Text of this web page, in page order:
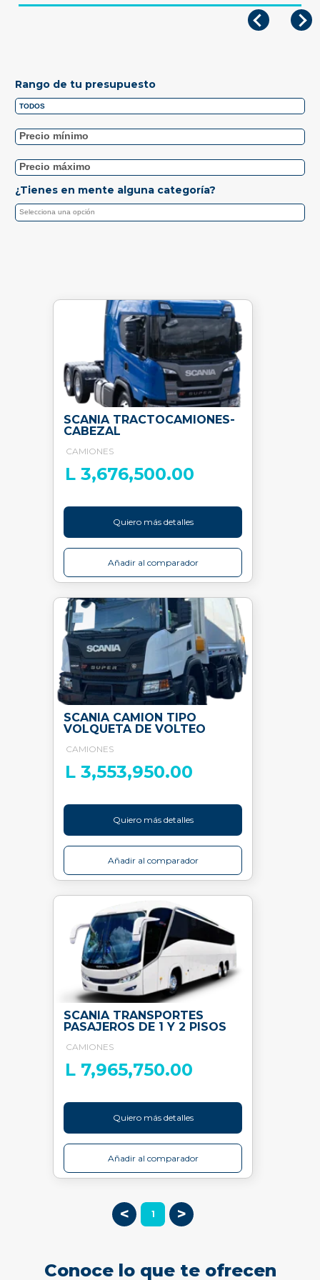
Rango de tu presupuesto
¿Tienes en mente alguna categoría?
SCANIA TRACTOCAMIONES-
CABEZAL
CAMIONES
L 3,676,500.00
Quiero más detalles
Añadir al comparador
SCANIA CAMION TIPO
VOLQUETA DE VOLTEO
CAMIONES
L 3,553,950.00
Quiero más detalles
Añadir al comparador
SCANIA TRANSPORTES
PASAJEROS DE 1 Y 2 PISOS
CAMIONES
L 7,965,750.00
Quiero más detalles
Añadir al comparador
< 1 >
Conoce lo que te ofrecen